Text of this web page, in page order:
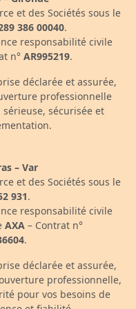
et des Sociétés sous le
386 00040.
responsabilité civile
n° AR995219.
déclarée et assurée,
professionnelle
sécurisée et
– Var
et des Sociétés sous le
931.
responsabilité civile
AXA– Contrat n°
.
déclarée et assurée,
professionnelle,
pour vos besoins de